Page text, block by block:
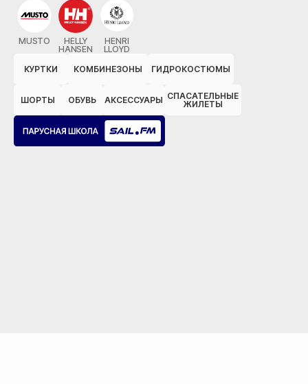
MUSTO
HELLY
HANSEN
HENRI
LLOYD
КУРТКИ
КОМБИНЕЗОНЫ ГИДРОКОСТЮМЫ
ШОРТЫ ОБУВЬ АКСЕССУАРЫ СПАСАТЕЛЬНЫЕ
ЖИЛЕТЫ